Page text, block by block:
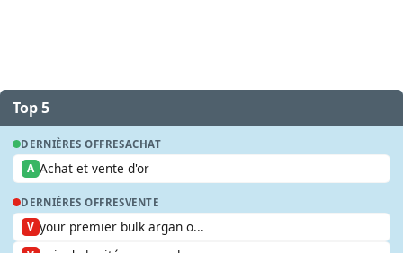
Top 5
DERNIÈRES OFFRESACHAT
A Achat et vente d'or
DERNIÈRES OFFRESVENTE
V your premier bulk argan o...